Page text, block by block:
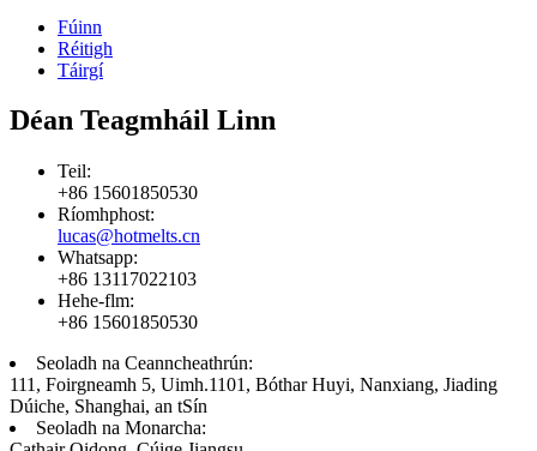
Fúinn
Réitigh
Táirgí
Déan Teagmháil Linn
Teil:
+86 15601850530
Ríomhphost:
lucas@hotmelts.cn
Whatsapp:
+86 13117022103
Hehe-flm:
+86 15601850530
Seoladh na Ceanncheathrún:
111, Foirgneamh 5, Uimh.1101, Bóthar Huyi, Nanxiang, Jiading
Dúiche, Shanghai, an tSín
Seoladh na Monarcha: